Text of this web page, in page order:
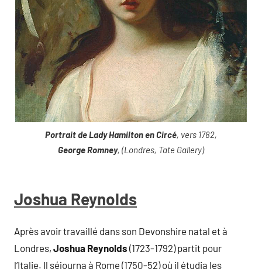
Portrait de Lady Hamilton en Circé, vers 1782,
George Romney, (Londres, Tate Gallery)
Joshua Reynolds
Après avoir travaillé dans son Devonshire natal et à
Londres, Joshua Reynolds (1723-1792) partit pour
l’Italie. Il séjourna à Rome (1750-52) où il étudia les